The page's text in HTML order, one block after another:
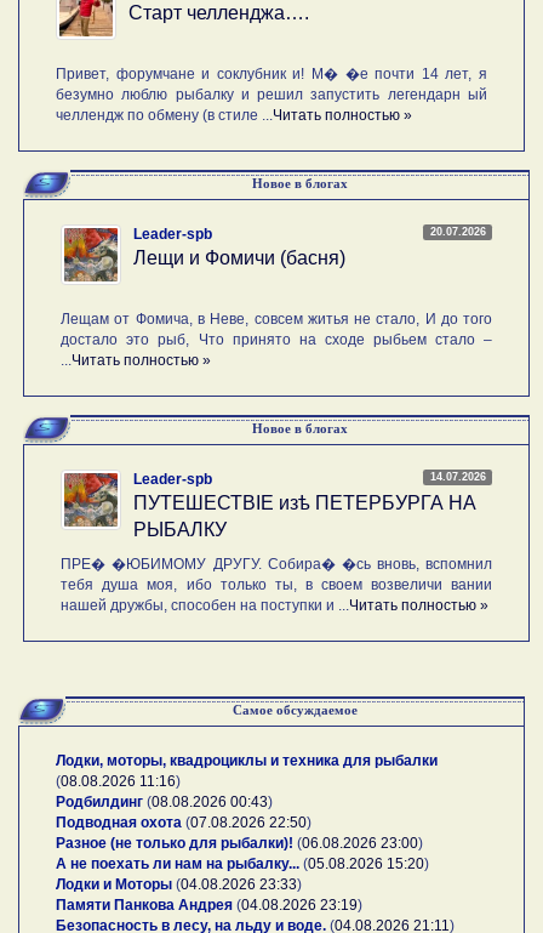
Старт челленджа….
Привет, форумчане и соклубник и! М� �е почти 14 лет, я
безумно люблю рыбалку и решил запустить легендарн ый
челлендж по обмену (в стиле ... Читать полностью »
Новое в блогах
20.07.2026
Leader-spb
Лещи и Фомичи (басня)
Лещам от Фомича, в Неве, совсем житья не стало, И до того
достало это рыб, Что принято на сходе рыбьем стало –
Читать полностью »
Новое в блогах
14.07.2026
Leader-spb
ПУТЕШЕСТВIE изѣ ПЕТЕРБУРГА НА
РЫБАЛКУ
ПРЕ� �ЮБИМОМУ ДРУГУ. Собира� �сь вновь, вспомнил
тебя душа моя, ибо только ты, в своем возвеличи вании
нашей дружбы, способен на поступки и ... Читать полностью »
Самое обсуждаемое
Лодки, моторы, квадроциклы и техника для рыбалки
(08.08.2026 11:16)
Родбилдинг (08.08.2026 00:43)
Подводная охота (07.08.2026 22:50)
Разное (не только для рыбалки)! (06.08.2026 23:00)
А не поехать ли нам на рыбалку... (05.08.2026 15:20)
Лодки и Моторы (04.08.2026 23:33)
Памяти Панкова Андрея (04.08.2026 23:19)
Безопасность в лесу, на льду и воде. (04.08.2026 21:11 )